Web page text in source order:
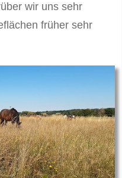
wir uns sehr
früher sehr